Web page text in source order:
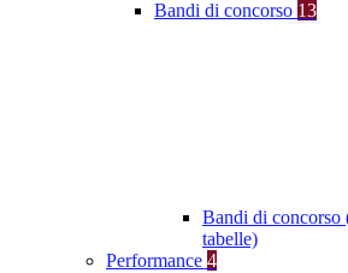
Bandi di concorso 13
Bandi di concorso
tabelle)
Performance 4